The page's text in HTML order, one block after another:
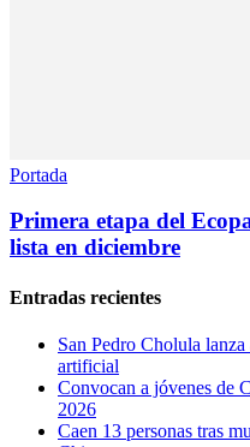
Portada
Primera etapa del
lista en diciembre
Entradas recientes
San Pedro Cholula
artificial
Convocan a jóvenes de
2026
Caen 13 personas tras